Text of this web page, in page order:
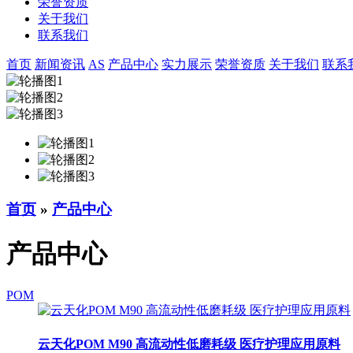
关于我们
联系我们
首页 新闻资讯 AS 产品中心 实力展示 荣誉资质 关于我们 联系
首页 » 产品中心
产品中心
POM
云天化POM M90 高流动性低磨耗级 医疗护理应用原料